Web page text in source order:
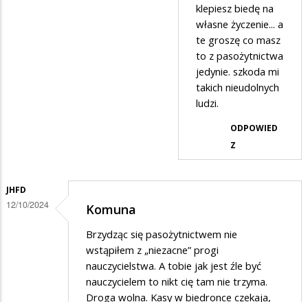
2
klepiesz biedę na
własne życzenie... a
te groszę co masz
to z pasożytnictwa
jedynie. szkoda mi
takich nieudolnych
ludzi.
ODPOWIED
Z
JHFD
12/10/2024 Komuna
Brzydząc się pasożytnictwem nie
wstąpiłem z „niezacne” progi
nauczycielstwa. A tobie jak jest źle być
nauczycielem to nikt cię tam nie trzyma.
Droga wolna. Kasy w biedronce czekaja,